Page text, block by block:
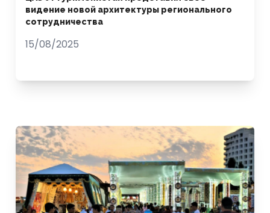
видение новой архитектуры регионального
сотрудничества
15/08/2025